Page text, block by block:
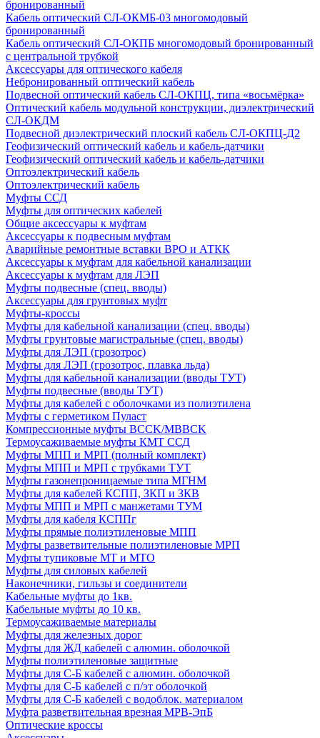
бронированный
Кабель оптический СЛ-ОКМБ-03 многомодовый
бронированный
Кабель оптический СЛ-ОКПБ многомодовый бронированный
с центральной трубкой
Аксессуары для оптического кабеля
Небронированный оптический кабель
Подвесной оптический кабель СЛ-ОКПЦ, типа «восьмёрка»
Оптический кабель модульной конструкции, диэлектрический
СЛ-ОКДМ
Подвесной диэлектрический плоский кабель СЛ-ОКПЦ-Д2
Геофизический оптический кабель и кабель-датчики
Геофизический оптический кабель и кабель-датчики
Оптоэлектрический кабель
Оптоэлектрический кабель
Муфты ССД
Муфты для оптических кабелей
Общие аксессуары к муфтам
Аксессуары к подвесным муфтам
Аварийные ремонтные вставки ВРО и АТКК
Аксессуары к муфтам для кабельной канализации
Аксессуары к муфтам для ЛЭП
Муфты подвесные (спец. вводы)
Аксессуары для грунтовых муфт
Муфты-кроссы
Муфты для кабельной канализации (спец. вводы)
Муфты грунтовые магистральные (спец. вводы)
Муфты для ЛЭП (грозотрос)
Муфты для ЛЭП (грозотрос, плавка льда)
Муфты для кабельной канализации (вводы ТУТ)
Муфты подвесные (вводы ТУТ)
Муфты для кабелей с оболочками из полиэтилена
Муфты с герметиком Пуласт
Компрессионные муфты BCCK/MBBCK
Термоусаживаемые муфты КМТ ССД
Муфты МПП и МРП (полный комплект)
Муфты МПП и МРП с трубками ТУТ
Муфты газонепроницаемые типа МГНМ
Муфты для кабелей КСПП, ЗКП и ЗКВ
Муфты МПП и МРП с манжетами ТУМ
Муфты для кабеля КСППг
Муфты прямые полиэтиленовые МПП
Муфты разветвительные полиэтиленовые МРП
Муфты тупиковые МТ и МТО
Муфты для силовых кабелей
Наконечники, гильзы и соединители
Кабельные муфты до 1кв.
Кабельные муфты до 10 кв.
Термоусаживаемые материалы
Муфты для железных дорог
Муфты для ЖД кабелей с алюмин. оболочкой
Муфты полиэтиленовые защитные
Муфты для С-Б кабелей с алюмин. оболочкой
Муфты для С-Б кабелей с п/эт оболочкой
Муфты для С-Б кабелей с водоблок. материалом
Муфта разветвительная врезная МРВ-ЭпБ
Оптические кроссы